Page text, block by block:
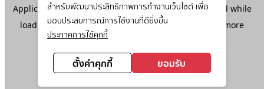
สำหรับพัฒนาประสิทธิภาพการทำงานเว็บไซต์ เพื่อ
มอบประสบการณ์การใช้งานที่ดียิ่งขึ้น
ประกาศการใช้คุกกี้
ตั้งค่าคุกกี้ ยอมรับ
Application error: aclient-side exception has occurred while
loadingwww.ktc.co.th(see the browser console
for more
information).